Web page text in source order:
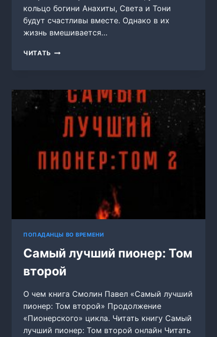
кольцо богини Анахиты, Света и Тони
будут счастливы вместе. Однако в их
жизнь вмешивается…
ЧИТАТЬ В
ПОПАДАНЦЫ ВО ВРЕМЕНИ
Самый лучший пионер: Том
второй
О чем книга Смолин Павел «Самый лучший
пионер: Том второй» Продолжение
«Пионерского» цикла. Читать книгу Самый
лучший пионер: Том второй онлайн Читать